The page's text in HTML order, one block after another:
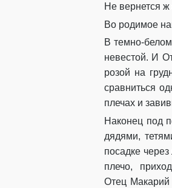
Не вернется ж
Во родимое
В темно-
невестой. И
розой на
сравниться
плечах и
Наконец под
дядями,
посадке через
плечо,
Отец Макарий